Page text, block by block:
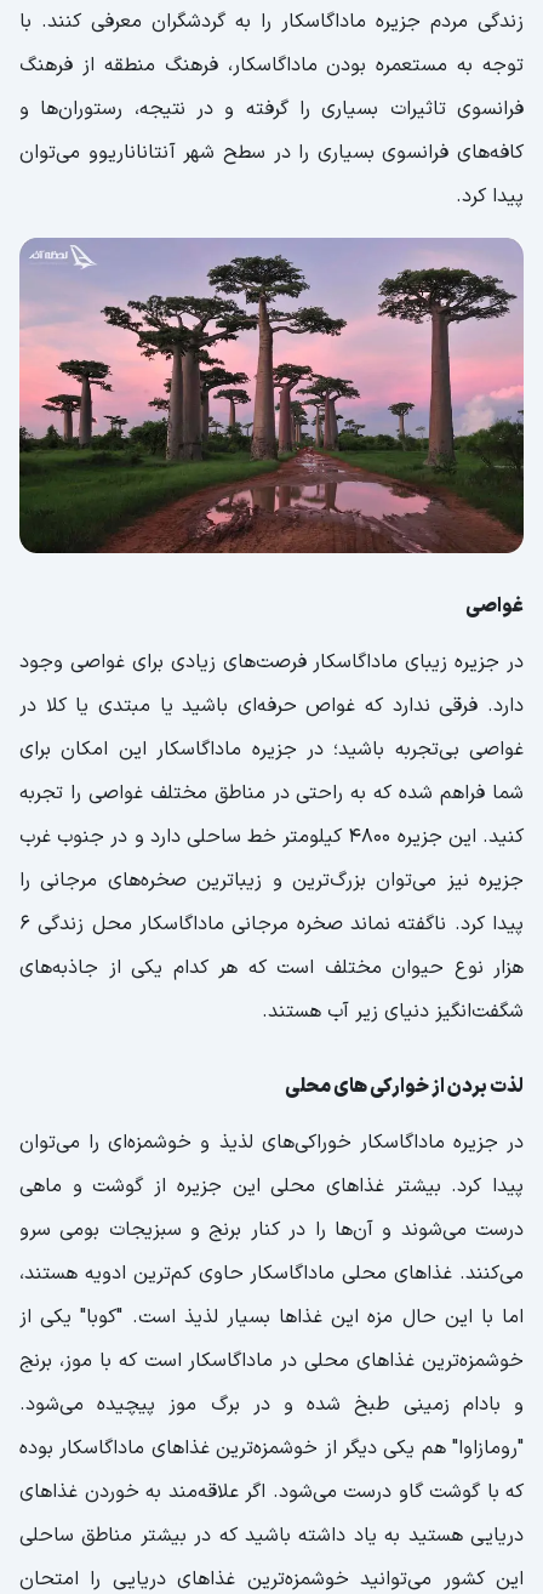
زندگی مردم جزیره ماداگاسکار را به گردشگران معرفی کنند. با
توجه به مستعمره بودن ماداگاسکار، فرهنگ منطقه از فرهنگ
فرانسوی تاثیرات بسیاری را گرفته و در نتیجه، رستوران‌ها و
کافه‌های فرانسوی بسیاری را در سطح شهر آنتاناناریوو می‌توان
پیدا کرد.
غواصی
در جزیره زیبای ماداگاسکار فرصت‌های زیادی برای غواصی وجود
دارد. فرقی ندارد که غواص حرفه‌ای باشید یا مبتدی یا کلا در
غواصی بی‌تجربه‌ باشید؛ در جزیره ماداگاسکار این امکان برای
شما فراهم شده که به راحتی در مناطق مختلف غواصی را تجربه
کنید. این جزیره 4800 کیلومتر خط ساحلی دارد و در جنوب غرب
جزیره نیز می‌توان بزرگ‌ترین و زیباترین صخره‌های مرجانی را
پیدا کرد. ناگفته نماند صخره مرجانی ماداگاسکار محل زندگی 6
هزار نوع حیوان مختلف است که هر کدام یکی از جاذبه‌های
شگفت‌انگیز دنیای زیر آب هستند.
لذت بردن از خوارکی‌ های محلی
در جزیره ماداگاسکار خوراکی‌های لذیذ و خوشمزه‌ای را می‌توان
پیدا کرد. بیشتر غذاهای محلی این جزیره از گوشت و ماهی
درست می‌شوند و آن‌ها را در کنار برنج و سبزیجات بومی سرو
می‌کنند. غذاهای محلی ماداگاسکار حاوی کم‌ترین ادویه هستند،
اما با این حال مزه این غذاها بسیار لذیذ است. "کوبا" یکی از
خوشمزه‌ترین غذاهای محلی در ماداگاسکار است که با موز، برنج
و بادام زمینی طبخ شده و در برگ موز پیچیده می‌شود.
"رومازاوا" هم یکی دیگر از خوشمزه‌ترین غذاهای ماداگاسکار بوده
که با گوشت گاو درست می‌شود. اگر علاقه‌مند به خوردن غذاهای
دریایی هستید به یاد داشته باشید که در بیشتر مناطق ساحلی
این کشور می‌توانید خوشمزه‌ترین غذاهای دریایی را امتحان